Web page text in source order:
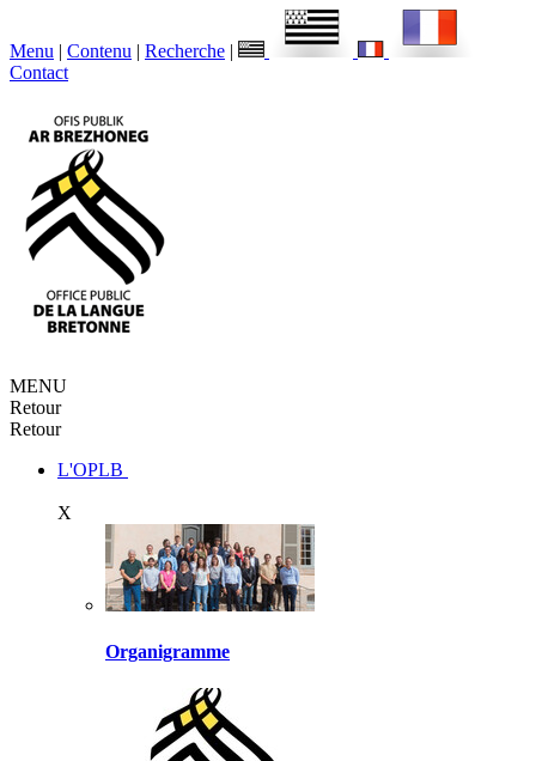
Menu | Contenu | Recherche |
Contact
MENU
Retour
Retour
L'OPLB
X
Organigramme